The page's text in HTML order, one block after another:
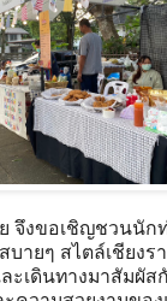
จึงขอเชิญชวนนัก
บายๆ สไตล์เชียงร
ละเดินทางมาสัมผั